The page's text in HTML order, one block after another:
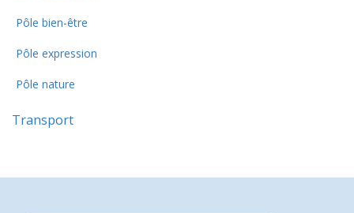
Pôle bien-être
Pôle expression
Pôle nature
Transport